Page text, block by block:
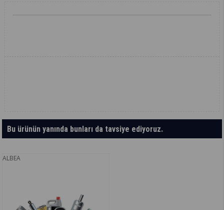
Bu ürünün yanında bunları da tavsiye ediyoruz.
ALBEA